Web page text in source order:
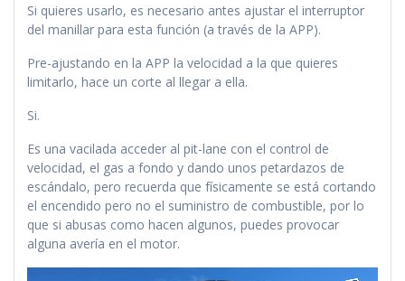
Si quieres usarlo, es necesario antes ajustar el interruptor
del manillar para esta función (a través de la APP).
Pre-ajustando en la APP la velocidad a la que quieres
limitarlo, hace un corte al llegar a ella.
Si.
Es una vacilada acceder al pit-lane con el control de
velocidad, el gas a fondo y dando unos petardazos de
escándalo, pero recuerda que físicamente se está cortando
el encendido pero no el suministro de combustible, por lo
que si abusas como hacen algunos, puedes provocar
alguna avería en el motor.